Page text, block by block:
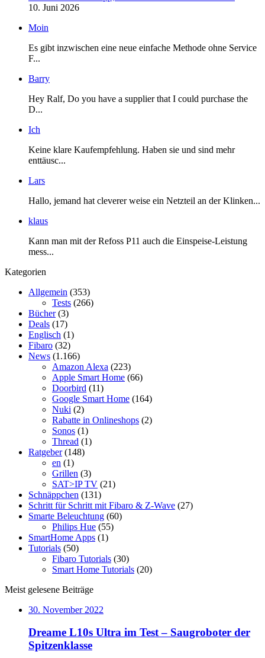
10. Juni 2026
Moin
Es gibt inzwischen eine neue einfache Methode ohne Service
F...
Barry
Hey Ralf, Do you have a supplier that I could purchase the
D...
Ich
Keine klare Kaufempfehlung. Haben sie und sind mehr
enttäusc...
Lars
Hallo, jemand hat cleverer weise ein Netzteil an der Klinken...
klaus
Kann man mit der Refoss P11 auch die Einspeise-Leistung
mess...
Kategorien
Allgemein (353)
Tests (266)
Bücher(3)
Deals (17)
Englisch (1)
Fibaro (32)
News (1.166)
Amazon Alexa (223)
Apple Smart Home (66)
Doorbird (11)
Google Smart Home (164)
Nuki (2)
Rabatte in Onlineshops (2)
Sonos (1)
Thread (1)
Ratgeber(148)
en (1)
Grillen (3)
SAT>IP TV (21)
Schnäppchen (131)
Schritt für Schritt mit Fibaro & Z-Wave (27)
Smarte Beleuchtung (60)
Philips Hue (55)
SmartHome Apps (1)
Tutorials (50)
Fibaro Tutorials (30)
Smart Home Tutorials (20)
Meist gelesene Beiträge
30. November 2022
Dreame L10s Ultra im Test – Saugroboter der
Spitzenklasse